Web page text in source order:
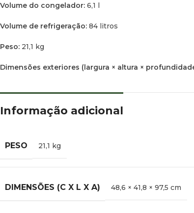
Volume do congelador: 6,1 l
Volume de refrigeração: 84 litros
Peso: 21,1 kg
Dimensões exteriores (largura × altura ×
Informação adicional
PESO 21,1 kg
DIMENSÕES (C X L X A) 48,6 × 41,8 × 97,5 cm